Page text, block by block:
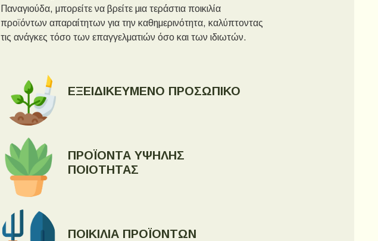
Παναγιούδα, μπορείτε να βρείτε μια τεράστια ποικιλία
προϊόντων απαραίτητων για την καθημερινότητα, καλύπτοντας
τις ανάγκες τόσο των επαγγελματιών όσο και των ιδιωτών.
ΕΞΕΙΔΙΚΕΥΜΕΝΟ ΠΡΟΣΩΠΙΚΟ
ΠΡΟΪΟΝΤΑ ΥΨΗΛΗΣ
ΠΟΙΟΤΗΤΑΣ
ΠΟΙΚΙΛΙΑ ΠΡΟΪΟΝΤΩΝ